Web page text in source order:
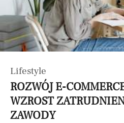
Lifestyle
ROZWÓJ E-
WZROST
ZAWODY